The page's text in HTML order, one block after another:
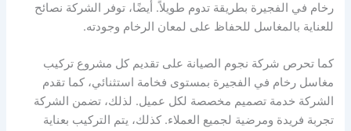
رخام في الفجيرة بطريقة تدوم طويلاً. أيضًا، توفر الشركة نصائح
للعناية بالمغاسل للحفاظ على لمعان الرخام وجودته.
كما تحرص شركة نجوم الصيانة على تقديم كل مشروع تركيب
مغاسل رخام في الفجيرة بمستوى فخامة استثنائي، كما تقدم
الشركة خدمة تصميم مخصصة لكل عميل. لذلك، تضمن الشركة
تجربة فريدة ومرضية لجميع العملاء. كذلك، يتم التركيب بعناية